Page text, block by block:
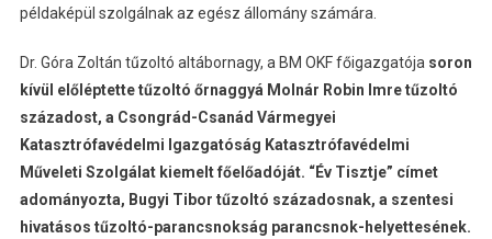
példaképül szolgálnak az egész állomány számára.
Dr. Góra Zoltán tűzoltó altábornagy, a BM OKF főigazgatója soron
kívül előléptette tűzoltó őrnaggyá Molnár Robin Imre tűzoltó
századost, a Csongrád-Csanád Vármegyei
Katasztrófavédelmi Igazgatóság Katasztrófavédelmi
Műveleti Szolgálat kiemelt főelőadóját. “Év Tisztje” címet
adományozta, Bugyi Tibor tűzoltó századosnak, a szentesi
hivatásos tűzoltó-parancsnokság parancsnok-helyettesének.